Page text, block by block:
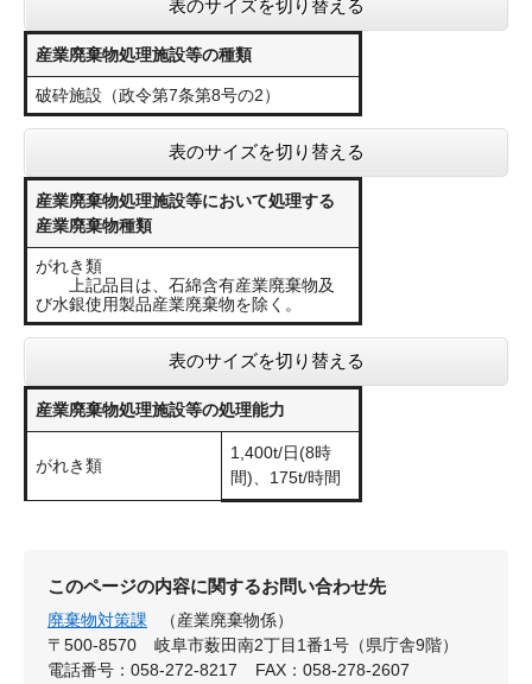
表のサイズを切り替える
産業廃棄物処理施設等の種類
破砕施設（政令第7条第8号の2）
表のサイズを切り替える
産業廃棄物処理施設等において処理する
産業廃棄物種類
がれき類
上記品目は、石綿含有産業廃棄物及
び水銀使用製品産業廃棄物を除く。
表のサイズを切り替える
産業廃棄物処理施設等の処理能力
がれき類
1,400t/日(8時
間)、175t/時間
このページの内容に関するお問い合わせ先
廃棄物対策課
（産業廃棄物係）
〒500-8570
岐阜市薮田南2丁目1番1号（県庁舎9階）
電話番号：058-272-8217
FAX：058-278-2607